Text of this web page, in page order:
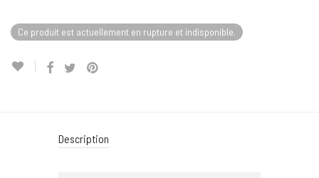
Ce produit est actuellement en rupture et indisponible.
Description